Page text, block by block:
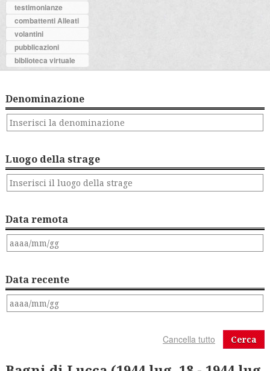
testimonianze
combattenti Alleati
volantini
pubblicazioni
biblioteca virtuale
Denominazione
Luogo della strage
Data remota
Data recente
Cerca